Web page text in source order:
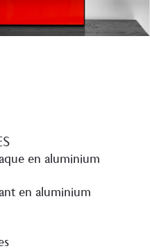
en aluminium
en aluminium